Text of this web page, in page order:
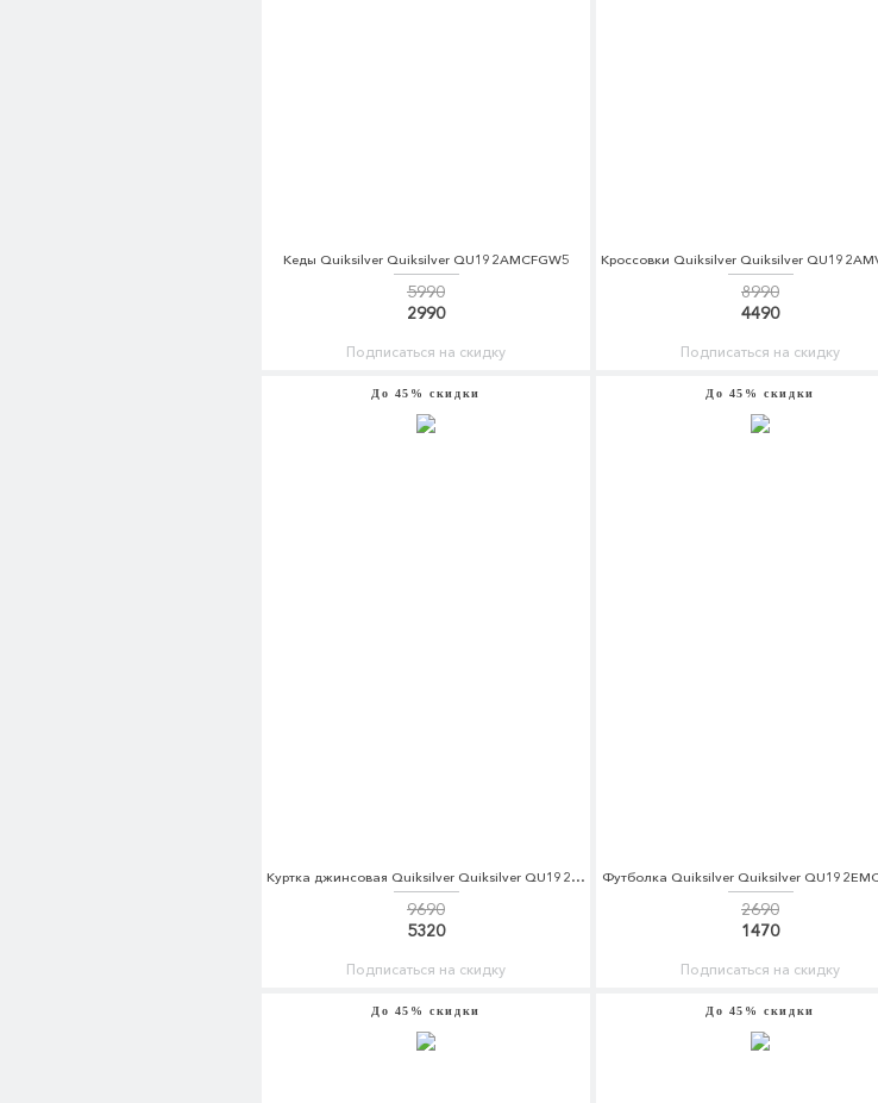
Кеды Quiksilver Quiksilver QU192AMCFGW5
5990
2990
Подписаться на скидку
Кроссовки Quiksilver Quiksilver
8990
4490
Подписаться на скидку
До 45% скидки
Куртка джинсовая Quiksilver Quiksilver QU192EMVOC59
9690
5320
Подписаться на скидку
До 45% скидки
Футболка Quiksilver Quiksilver
2690
1470
Подписаться на скидку
До 45% скидки До 45% скидки